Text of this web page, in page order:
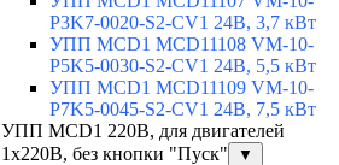
P3K7-0020-S2-CV1 24В, 3,7 кВт
УПП MCD1 MCD11108 VM-10-
P5K5-0030-S2-CV1 24В, 5,5 кВт
УПП MCD1 MCD11109 VM-10-
P7K5-0045-S2-CV1 24В, 7,5 кВт
УПП MCD1 220В, для двигателей
1х220В, без кнопки "Пуск"
▼